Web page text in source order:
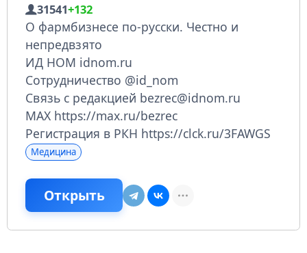
31541+132
О фармбизнесе по-русски. Честно и
непредвзято
ИД НОМ idnom.ru
Cотрудничество @id_nom
Cвязь с редакцией bezrec@idnom.ru
MAX https://max.ru/bezrec
Регистрация в РКН https://clck.ru/3FAWGS
Медицина
Открыть